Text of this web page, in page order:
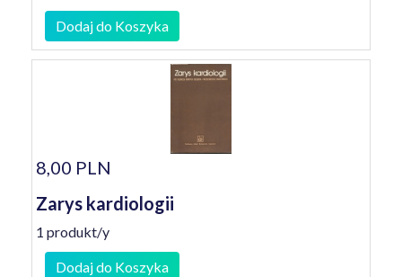
Dodaj do Koszyka
8,00 PLN
Zarys kardiologii
1 produkt/y
Dodaj do Koszyka